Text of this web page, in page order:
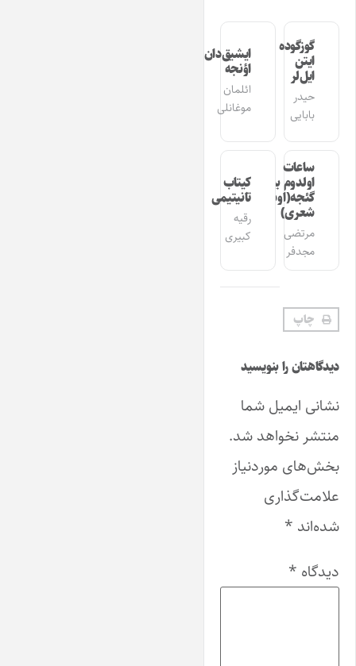
گوزگوده
ایتن
ایل‌لر
حیدر
بابایی
ایشیق‌دان
اؤنجه
ائلمان
موغانلی
ساعات
اولدوم بیر
گئجه(اوشاق
شعری)
مرتضی
مجدفر
کیتاب
تانیتیمی
رقیه
کبیری
چاپ
دیدگاهتان را بنویسید
نشانی ایمیل شما
منتشر نخواهد شد.
بخش‌های موردنیاز
علامت‌گذاری
شده‌اند *
دیدگاه *